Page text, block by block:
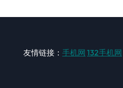
友情链接： 手机网 132手机网